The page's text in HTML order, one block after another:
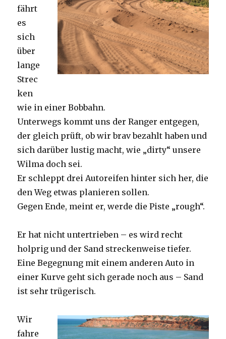
fährt
es
sich
über
lange
Strec
ken
wie in einer Bobbahn.
Unterwegs kommt uns der Ranger entgegen,
der gleich prüft, ob wir brav bezahlt haben und
sich darüber lustig macht, wie „dirty“ unsere
Wilma doch sei.
Er schleppt drei Autoreifen hinter sich her, die
den Weg etwas planieren sollen.
Gegen Ende, meint er, werde die Piste „rough“.
Er hat nicht untertrieben – es wird recht
holprig und der Sand streckenweise tiefer.
Eine Begegnung mit einem anderen Auto in
einer Kurve geht sich gerade noch aus – Sand
ist sehr trügerisch.
Wir
fahre